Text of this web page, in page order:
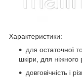
Характеристики:
для остаточної
шкіри, для ніжного
довговічність і